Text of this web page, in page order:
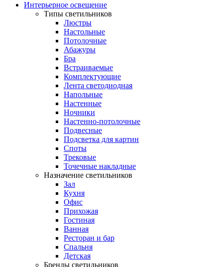
Интерьерное освещение
Типы светильников
Люстры
Настольные
Потолочные
Абажуры
Бра
Встраиваемые
Комплектующие
Лента светодиодная
Напольные
Настенные
Ночники
Настенно-потолочные
Подвесные
Подсветка для картин
Споты
Трековые
Точечные накладные
Назначение светильников
Зал
Кухня
Офис
Прихожая
Гостиная
Ванная
Ресторан и бар
Спальня
Детская
Бренды светильников